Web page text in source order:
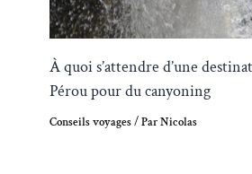
À quoi s’attendre d’une
Pérou pour du canyoning
Conseils voyages/ ParNicolas